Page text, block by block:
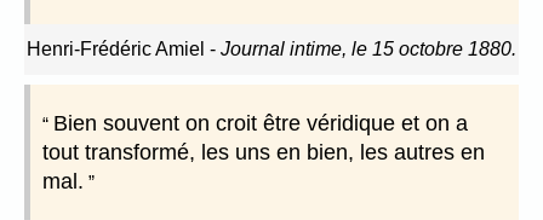
Henri-Frédéric Amiel - Journal intime, le 15 octobre 1880.
Bien souvent on croit être véridique et on a
tout transformé, les uns en bien, les autres en
mal.